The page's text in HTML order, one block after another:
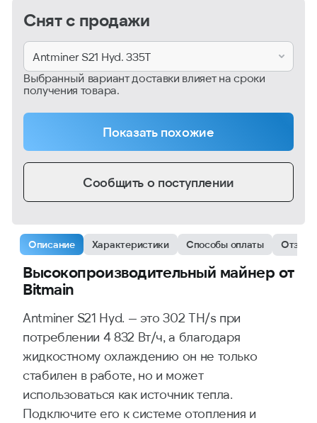
Описание Характеристики Способы оплаты Отзывы
Высокопроизводительный майнер от
Bitmain
Antminer S21 Hyd. — это 302 TH/s при
потреблении 4 832 Вт/ч, а благодаря
жидкостному охлаждению он не только
стабилен в работе, но и может
использоваться как источник тепла.
Подключите его к системе отопления и
Снят с продажи
Antminer S21 Hyd. 335T
Выбранный вариант доставки влияет на сроки
получения товара.
Показать похожие
Сообщить о поступлении